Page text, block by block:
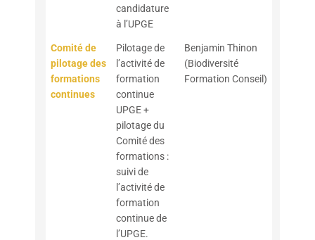
candidature
à l’UPGE
Comité de
pilotage des
formations
continues
Pilotage de
l’activité de
formation
continue
UPGE +
pilotage du
Comité des
formations :
suivi de
l’activité de
formation
continue de
l’UPGE.
Benjamin Thinon
(Biodiversité
Formation Conseil)